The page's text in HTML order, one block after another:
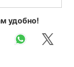
удобно!